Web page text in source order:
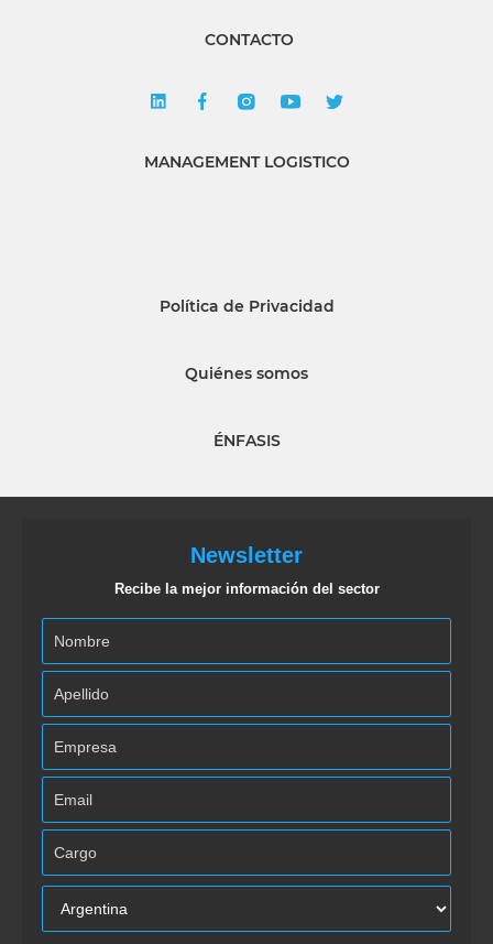
CONTACTO
MANAGEMENT LOGISTICO
Política de Privacidad
Quiénes somos
ÉNFASIS
Newsletter
Recibe la mejor información del sector